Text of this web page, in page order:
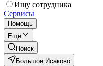
Ищу сотрудника
Сервисы
Помощь
Ещё
Поиск
Большое Исаково